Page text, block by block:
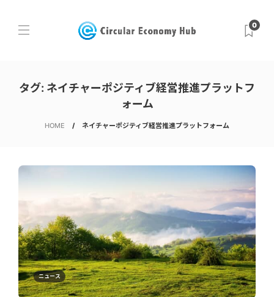
0
タグ: ネイチャーポジティブ経営推進プラットフ
ォーム
HOME ネイチャーポジティブ経営推進プラットフォーム
ニュース